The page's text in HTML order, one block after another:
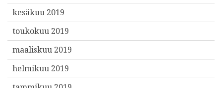
kesäkuu 2019
toukokuu 2019
maaliskuu 2019
helmikuu 2019